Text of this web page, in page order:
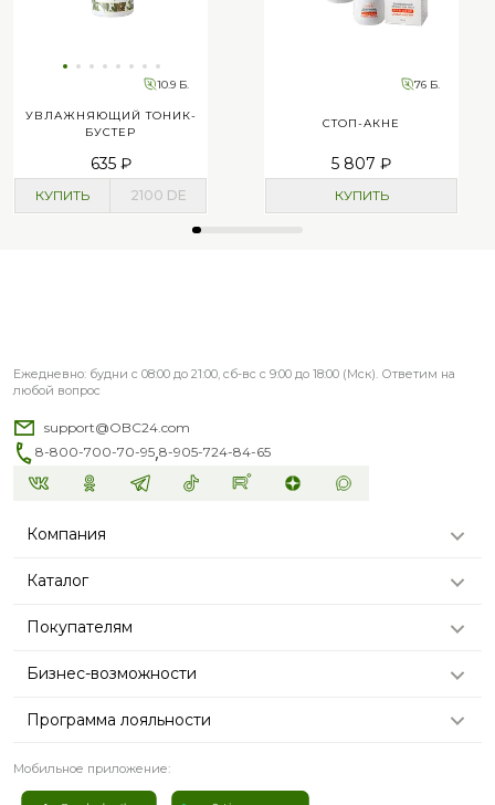
10.9 Б.
УВЛАЖНЯЮЩИЙ ТОНИК-
БУСТЕР
635 ₽
КУПИТЬ 2100 DE
76 Б.
СТОП-АКНЕ
5 807 ₽
КУПИТЬ
Ежедневно: будни с 08:00 до 21:00, сб-вс с 9:00 до 18:00 (Мск). Ответим на
любой вопрос
support@OBC24.com
8-800-700-70-95,8-905-724-84-65
Компания
Каталог
Покупателям
Бизнес-возможности
Программа лояльности
Мобильное приложение: